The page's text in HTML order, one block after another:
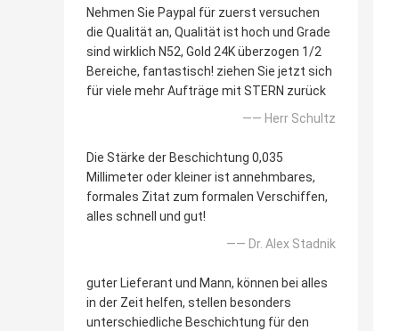
Nehmen Sie Paypal für zuerst versuchen
die Qualität an, Qualität ist hoch und Grade
sind wirklich N52, Gold 24K überzogen 1/2
Bereiche, fantastisch! ziehen Sie jetzt sich
für viele mehr Aufträge mit STERN zurück
—— Herr Schultz
Die Stärke der Beschichtung 0,035
Millimeter oder kleiner ist annehmbares,
formales Zitat zum formalen Verschiffen,
alles schnell und gut!
—— Dr. Alex Stadnik
guter Lieferant und Mann, können bei alles
in der Zeit helfen, stellen besonders
unterschiedliche Beschichtung für den